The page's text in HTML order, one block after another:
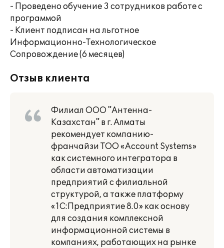
- Проведено обучение 3 сотрудников работе с
программой
- Клиент подписан на льготное
Информационно-Технологическое
Сопровождение (6 месяцев)
Отзыв клиента
Филиал ООО "Антенна-
Казахстан" в г. Алматы
рекомендует компанию-
франчайзи ТОО «Account Systems»
как системного интегратора в
области автоматизации
предприятий с филиальной
структурой, а также платформу
«1С:Предприятие 8.0» как основу
для создания комплексной
информационной системы в
компаниях, работающих на рынке